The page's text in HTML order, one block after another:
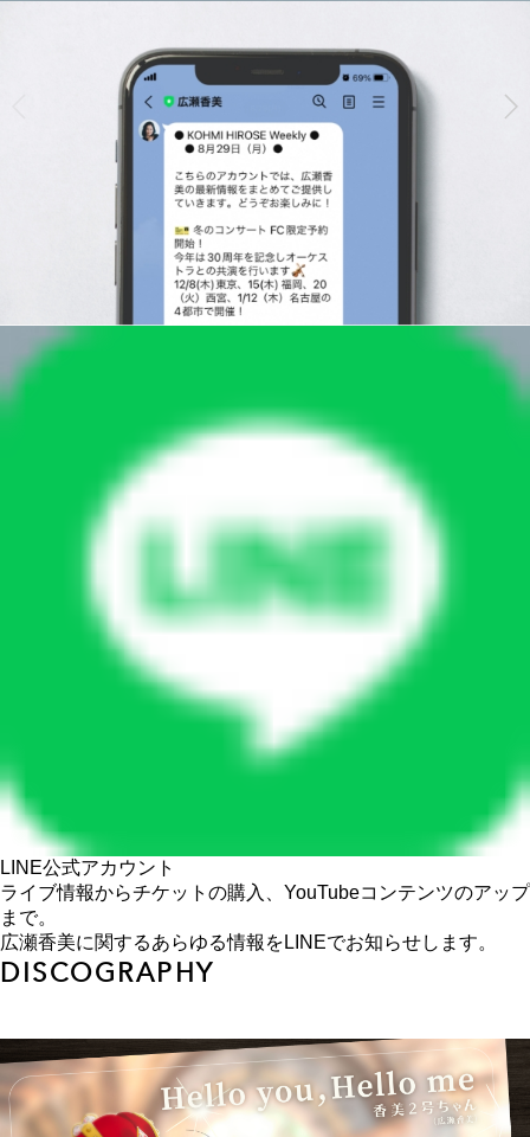
LINE公式アカウント
ライブ情報からチケットの購入、YouTubeコンテンツのアップ
まで。
広瀬香美に関するあらゆる情報をLINEでお知らせします。
DISCOGRAPHY